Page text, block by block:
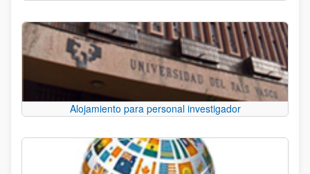
Alojamiento para personal investigador